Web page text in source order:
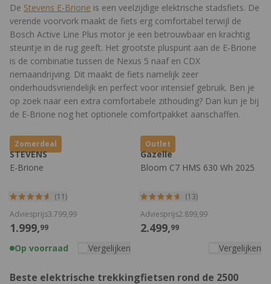
De Stevens E-Brione is een veelzijdige elektrische stadsfiets. De
verende voorvork maakt de fiets erg comfortabel terwijl de
Bosch Active Line Plus motor je een betrouwbaar en krachtig
steuntje in de rug geeft. Het grootste pluspunt aan de E-Brione
is de combinatie tussen de Nexus 5 naaf en CDX
riemaandrijving. Dit maakt de fiets namelijk zeer
onderhoudsvriendelijk en perfect voor intensief gebruik. Ben je
op zoek naar een extra comfortabele zithouding? Dan kun je bij
de E-Brione nog het optionele comfortpakket aanschaffen.
Zomerdeal
STEVENS
E-Brione
(11)
1.999,99
Adviesprijs3.799,99
Op voorraad Vergelijken
Outlet
Gazelle
Bloom C7 HMS 630 Wh 2025
(13)
2.499,99
Adviesprijs2.899,99
Vergelijken
Beste elektrische trekkingfietsen rond de 2500